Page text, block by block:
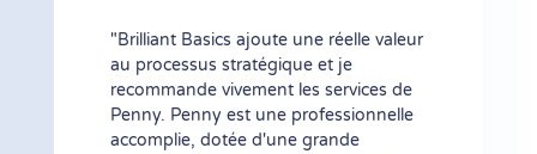
"Brilliant Basics ajoute une réelle valeur
au processus stratégique et je
recommande vivement les services de
Penny. Penny est une professionnelle
accomplie, dotée d'une grande